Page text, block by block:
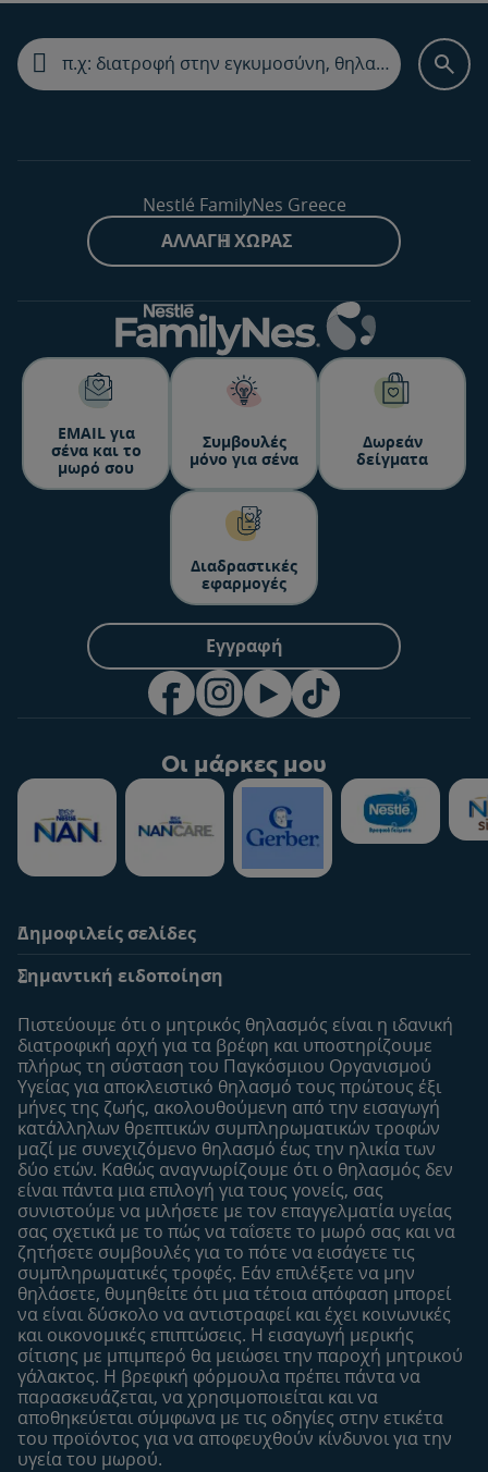
Nestlé FamilyNes Greece
ΑΛΛΑΓΉ ΧΏΡΑΣ
ΕΜΑΙL για
σένα και το
μωρό σου
Συμβουλές
μόνο για σένα
Δωρεάν
δείγματα
Διαδραστικές
εφαρμογές
Εγγραφή
Οι μάρκες μου
Δημοφιλείς σελίδες
Οι Ειδικοί μας
Συχνές ερωτήσεις
Αναζήτηση
Επικοινώνησε μαζί μας
Σχετικά με εμάς
Η σελίδα μου
Το προφίλ μου
Είσοδος/Εγγραφή
Προϊόντα
Εύρεση προϊόντος
Οι μάρκες μου
Εύρεση καταστήματος
Δείγματα
Σημαντική ειδοποίηση
Πιστεύουμε ότι ο μητρικός θηλασμός είναι η ιδανική
διατροφική αρχή για τα βρέφη και υποστηρίζουμε
πλήρως τη σύσταση του Παγκόσμιου Οργανισμού
Υγείας για αποκλειστικό θηλασμό τους πρώτους έξι
μήνες της ζωής, ακολουθούμενη από την εισαγωγή
κατάλληλων θρεπτικών συμπληρωματικών τροφών
μαζί με συνεχιζόμενο θηλασμό έως την ηλικία των
δύο ετών. Καθώς αναγνωρίζουμε ότι ο θηλασμός δεν
είναι πάντα μια επιλογή για τους γονείς, σας
συνιστούμε να μιλήσετε με τον επαγγελματία υγείας
σας σχετικά με το πώς να ταΐσετε το μωρό σας και να
ζητήσετε συμβουλές για το πότε να εισάγετε τις
συμπληρωματικές τροφές. Εάν επιλέξετε να μην
θηλάσετε, θυμηθείτε ότι μια τέτοια απόφαση μπορεί
να είναι δύσκολο να αντιστραφεί και έχει κοινωνικές
και οικονομικές επιπτώσεις. Η εισαγωγή μερικής
σίτισης με μπιμπερό θα μειώσει την παροχή μητρικού
γάλακτος. Η βρεφική φόρμουλα πρέπει πάντα να
παρασκευάζεται, να χρησιμοποιείται και να
αποθηκεύεται σύμφωνα με τις οδηγίες στην ετικέτα
του προϊόντος για να αποφευχθούν κίνδυνοι για την
υγεία του μωρού.